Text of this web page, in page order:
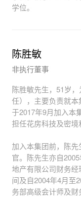
学位。
陈胜敏
非执行董事
陈胜敏先生，51岁
任），主要负责就
于2017年9月加入本
担任花房科技及密境
加入本集团前，陈
官。陈先生亦自
地产有限公司财务
间及自2004年4月至
务部高级会计师及财